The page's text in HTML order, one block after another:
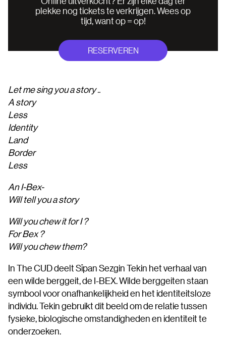
plekke nog tickets te verkrijgen. Wees op
tijd, want op = op!
RESERVEREN
Let me sing you a story ..
A story
Less
Identity
Land
Border
Less
An I-Bex-
Will tell you a story
Will you chew it for I ?
For Bex ?
Will you chew them?
In The CUD deelt Sîpan Sezgin Tekin het verhaal van
een wilde berggeit, de I-BEX. Wilde berggeiten staan
symbool voor onafhankelijkheid en het identiteitsloze
individu. Tekin gebruikt dit beeld om de relatie tussen
fysieke, biologische omstandigheden en identiteit te
onderzoeken.